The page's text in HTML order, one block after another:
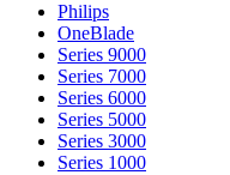
Philips
OneBlade
Series 9000
Series 7000
Series 6000
Series 5000
Series 3000
Series 1000